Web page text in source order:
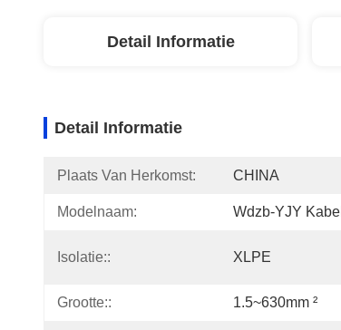
Detail Informatie
Detail Informatie
Plaats Van Herkomst: CHINA
Modelnaam: Wdzb-YJY Kabel
Isolatie:: XLPE
Grootte:: 1.5~630mm ²